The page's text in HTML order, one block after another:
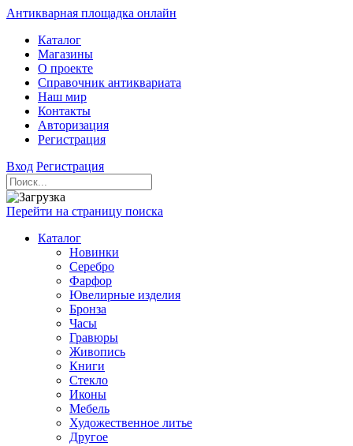
Антикварная площадка онлайн
Каталог
Магазины
О проекте
Справочник антиквариата
Наш мир
Контакты
Авторизация
Регистрация
Вход Регистрация
Перейти на страницу поиска
Каталог
Новинки
Серебро
Фарфор
Ювелирные изделия
Бронза
Часы
Гравюры
Живопись
Книги
Стекло
Иконы
Мебель
Художественное литье
Другое